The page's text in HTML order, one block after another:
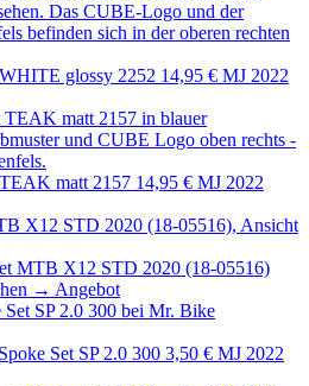
glossy 2252 14,95 € MJ 2022
matt 2157 14,95 € MJ 2022
MTB X12 STD 2020 (18-05516)
→ Angebot
Set SP 2.0 300 3,50 € MJ 2022